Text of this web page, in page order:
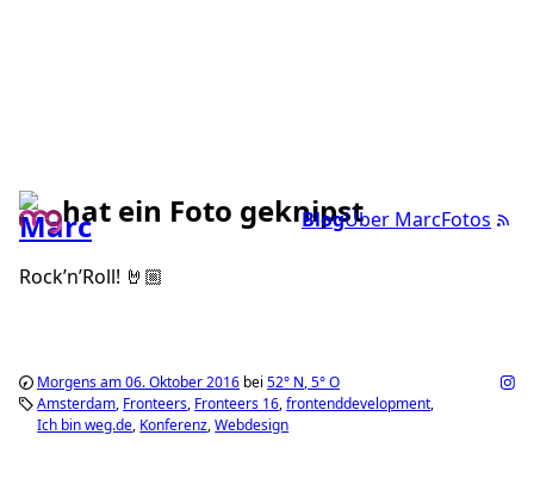
BlogÜber MarcFotos
hat ein Foto geknipst
Rock’n’Roll! 🤘🏼
Morgens am 06. Oktober 2016 bei 52° N,5°O
Amsterdam Fronteers Fronteers 16 frontenddevelopment
Ich bin weg.de Konferenz Webdesign